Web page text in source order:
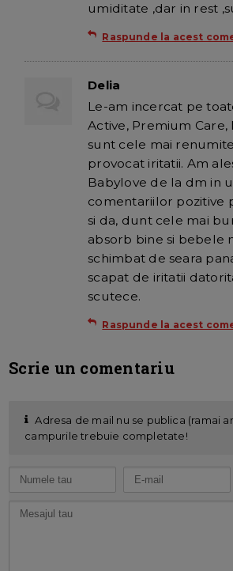
umiditate ,dar in rest
Raspunde la acest
Delia
Le-am incercat pe
Active, Premium Care,
sunt cele mai
provocat iritatii. Am
Babylove de la dm in
comentariilor pozitive
si da, dunt cele mai
absorb bine si bebele
schimbat de seara
scapat de iritatii
scutece.
Raspunde la acest
Scrie un comentariu
Adresa de mail nu se publica (ramai
campurile trebuie completate!